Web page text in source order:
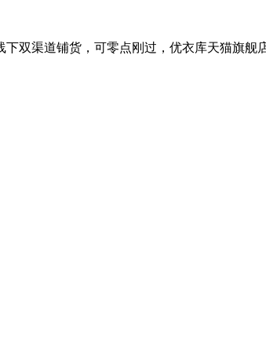
双渠道铺货，可零点刚过，优衣库天猫旗舰